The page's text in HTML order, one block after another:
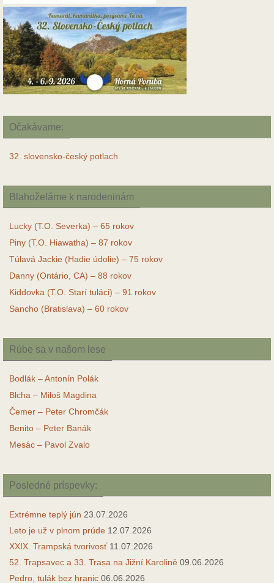
Očakávame:
32. slovensko-český potlach
Blahoželáme k narodeninám
Lucky (T.O. Severka) – 65 rokov
Piny (T.O. Hiawatha) – 87 rokov
Túlavá Jackie (Hadie údolie) – 75 rokov
Danny (Ontário, CA) – 88 rokov
Kiddovka (T.O. Starí tuláci) – 91 rokov
Sancho (Bratislava) – 60 rokov
Rúbe sa v našom lese
Bodlák – Antonín Polák
Blcha – Miloš Magdina
Čemer – Peter Chromčák
Benito – Peter Banák
Mesác – Pavol Zvalo
Posledné príspevky:
Extrémne teplý jún 23.07.2026
Leto je už v plnom prúde 12.07.2026
XXIX. Trampská tvorivosť 11.07.2026
52. Trapsavec a 33. Trasa na Jižní Karolině 09.06.2026
Pedro, tulák bez hranic 06.06.2026